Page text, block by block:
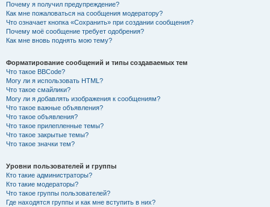
Почему я получил предупреждение?
Как мне пожаловаться на сообщения модератору?
Что означает кнопка «Сохранить» при создании сообщения?
Почему моё сообщение требует одобрения?
Как мне вновь поднять мою тему?
Форматирование сообщений и типы создаваемых тем
Что такое BBCode?
Могу ли я использовать HTML?
Что такое смайлики?
Могу ли я добавлять изображения к сообщениям?
Что такое важные объявления?
Что такое объявления?
Что такое прилепленные темы?
Что такое закрытые темы?
Что такое значки тем?
Уровни пользователей и группы
Кто такие администраторы?
Кто такие модераторы?
Что такое группы пользователей?
Где находятся группы и как мне вступить в них?